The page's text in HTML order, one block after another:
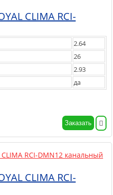
CLIMA RCI-
2.64
26
2.93
да
Заказать
CLIMA RCI-